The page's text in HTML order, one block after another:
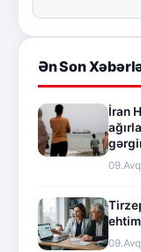
Ən Son
İran